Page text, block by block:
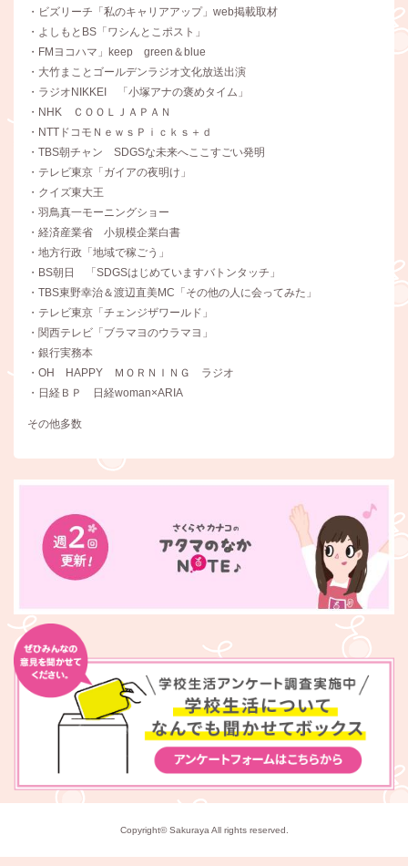
・ビズリーチ「私のキャリアアップ」web掲載取材
・よしもとBS「ワシんとこポスト」
・FMヨコハマ」keep green＆blue
・大竹まことゴールデンラジオ文化放送出演
・ラジオNIKKEI 「小塚アナの褒めタイム」
・NHK ＣＯＯＬＪＡＰＡＮ
・NTTドコモＮｅｗｓＰｉｃｋｓ＋ｄ
・TBS朝チャン SDGSな未来へここすごい発明
・テレビ東京「ガイアの夜明け」
・クイズ東大王
・羽鳥真一モーニングショー
・経済産業省 小規模企業白書
・地方行政「地域で稼ごう」
・BS朝日 「SDGSはじめていますバトンタッチ」
・TBS東野幸治＆渡辺直美MC「その他の人に会ってみた」
・テレビ東京「チェンジザワールド」
・関西テレビ「ブラマヨのウラマヨ」
・銀行実務本
・OH HAPPY ＭＯＲＮＩＮＧ ラジオ
・日経ＢＰ 日経woman×ARIA
その他多数
Copyright© Sakuraya All rights reserved.